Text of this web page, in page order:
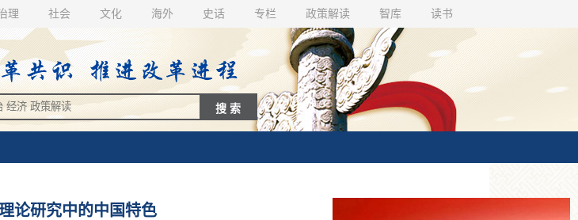
理 社会 文化 海外 史话 专栏 政策解读 智库 读书
论研究中的中国特色